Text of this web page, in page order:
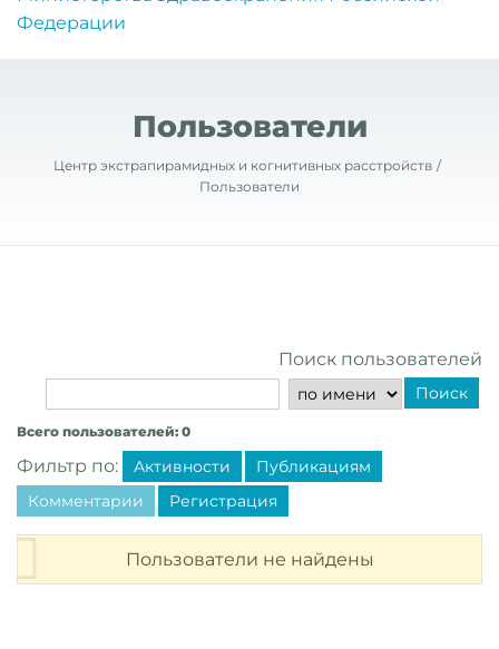
Федерации
Пользователи
Центр экстрапирамидных и когнитивных расстройств
Пользователи
Поиск пользователей
Поиск
Всего пользователей: 0
Фильтр по: Активности
Публикациям
Комментарии
Регистрация
Пользователи не найдены